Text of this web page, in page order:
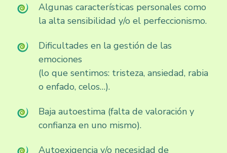
Algunas características personales como
la alta sensibilidad y/o el perfeccionismo.
Dificultades en la gestión de las
emociones
(lo que sentimos: tristeza, ansiedad, rabia
o enfado, celos…).
Baja autoestima (falta de valoración y
confianza en uno mismo).
Autoexigencia y/o necesidad de